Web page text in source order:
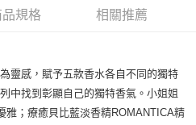
)免運費
品規格 相關推薦
靈感，賦予五款香水各自不同的獨特
中找到彰顯自己的獨特香氣。小姐姐
雅；療癒貝比藍淡香精ROMANTICA精